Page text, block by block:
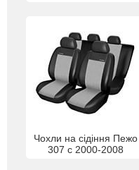
Чохли на сідіння Пежо
307 с 2000-2008